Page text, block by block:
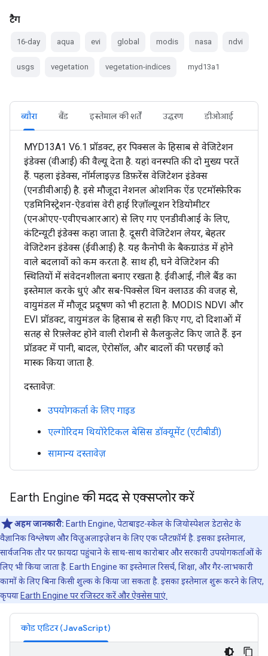
टैग
16-day aqua evi global modis nasa ndvi
usgs vegetation vegetation-indices myd13a1
ब्यौरा बैंड इस्तेमाल की शर्तें उद्धरण डीओआई
MYD13A1 V6.1 प्रॉडक्ट, हर पिक्सल के हिसाब से वेजिटेशन
इंडेक्स (वीआई) की वैल्यू देता है. यहां वनस्पति की दो मुख्य परतें
हैं. पहला इंडेक्स, नॉर्मलाइज़्ड डिफ़रेंस वेजिटेशन इंडेक्स
(एनडीवीआई) है. इसे मौजूदा नेशनल ओशनिक ऐंड एटमॉस्फ़ेरिक
एडमिनिस्ट्रेशन-ऐडवांस वेरी हाई रिज़ॉल्यूशन रेडियोमीटर
(एनओएए-एवीएचआरआर) से लिए गए एनडीवीआई के लिए,
कंटिन्यूटी इंडेक्स कहा जाता है. दूसरी वेजिटेशन लेयर, बेहतर
वेजिटेशन इंडेक्स (ईवीआई) है. यह कैनोपी के बैकग्राउंड में होने
वाले बदलावों को कम करता है. साथ ही, घने वेजिटेशन की
स्थितियों में संवेदनशीलता बनाए रखता है. ईवीआई, नीले बैंड का
इस्तेमाल करके धुएं और सब-पिक्सेल थिन क्लाउड की वजह से,
वायुमंडल में मौजूद प्रदूषण को भी हटाता है. MODIS NDVI और
EVI प्रॉडक्ट, वायुमंडल के हिसाब से सही किए गए, दो दिशाओं में
सतह से रिफ़्लेक्ट होने वाली रोशनी से कैलकुलेट किए जाते हैं. इन
प्रॉडक्ट में पानी, बादल, ऐरोसॉल, और बादलों की परछाईं को
मास्क किया जाता है.
दस्तावेज़:
उपयोगकर्ता के लिए गाइड
एल्गोरिदम थियोरेटिकल बेसिस डॉक्यूमेंट (एटीबीडी)
सामान्य दस्तावेज़
Earth Engine की मदद से एक्सप्लोर करें
अहम जानकारी: Earth Engine, पेटाबाइट-स्केल के जियोस्पेशल डेटासेट के
वैज्ञानिक विश्लेषण और विज़ुअलाइज़ेशन के लिए एक प्लैटफ़ॉर्म है. इसका इस्तेमाल,
सार्वजनिक तौर पर फ़ायदा पहुंचाने के साथ-साथ कारोबार और सरकारी उपयोगकर्ताओं के
लिए भी किया जाता है. Earth Engine का इस्तेमाल रिसर्च, शिक्षा, और गैर-लाभकारी
कामों के लिए बिना किसी शुल्क के किया जा सकता है. इसका इस्तेमाल शुरू करने के लिए,
कृपया Earth Engine पर रजिस्टर करें और ऐक्सेस पाएं.
कोड एडिटर (JavaScript)